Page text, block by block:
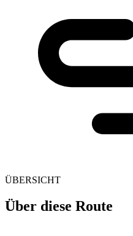
ÜBERSICHT
Über diese Route